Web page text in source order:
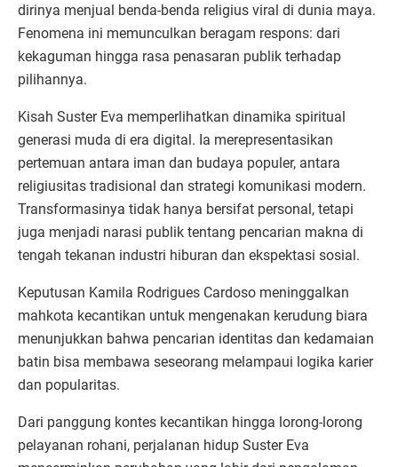
dirinya menjual benda-benda religius viral di dunia maya.
Fenomena ini memunculkan beragam respons: dari
kekaguman hingga rasa penasaran publik terhadap
pilihannya.
Kisah Suster Eva memperlihatkan dinamika spiritual
generasi muda di era digital. Ia merepresentasikan
pertemuan antara iman dan budaya populer, antara
religiusitas tradisional dan strategi komunikasi modern.
Transformasinya tidak hanya bersifat personal, tetapi
juga menjadi narasi publik tentang pencarian makna di
tengah tekanan industri hiburan dan ekspektasi sosial.
Keputusan Kamila Rodrigues Cardoso meninggalkan
mahkota kecantikan untuk mengenakan kerudung biara
menunjukkan bahwa pencarian identitas dan kedamaian
batin bisa membawa seseorang melampaui logika karier
dan popularitas.
Dari panggung kontes kecantikan hingga lorong-lorong
pelayanan rohani, perjalanan hidup Suster Eva